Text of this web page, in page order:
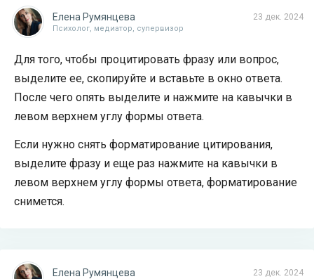
23 дек. 2024
Елена Румянцева
Психолог, медиатор, супервизор
Для того, чтобы процитировать фразу или вопрос,
выделите ее, скопируйте и вставьте в окно ответа.
После чего опять выделите и нажмите на кавычки в
левом верхнем углу формы ответа.
Если нужно снять форматирование цитирования,
выделите фразу и еще раз нажмите на кавычки в
левом верхнем углу формы ответа, форматирование
снимется.
23 дек. 2024
Елена Румянцева